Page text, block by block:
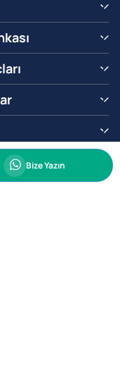
Whatsapp
Bize Yazın